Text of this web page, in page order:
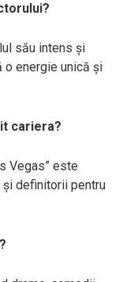
său intens și
o energie unică și
cariera?
Vegas” este
definitorii pentru